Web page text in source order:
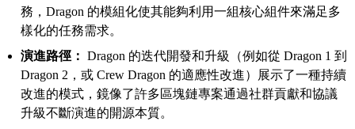
務，Dragon 的模組化使其能夠利用一組核心組件來滿足多
樣化的任務需求。
演進路徑： Dragon 的迭代開發和升級（例如從 Dragon 1 到
Dragon 2，或 Crew Dragon 的適應性改進）展示了一種持續
改進的模式，鏡像了許多區塊鏈專案通過社群貢獻和協議
升級不斷演進的開源本質。